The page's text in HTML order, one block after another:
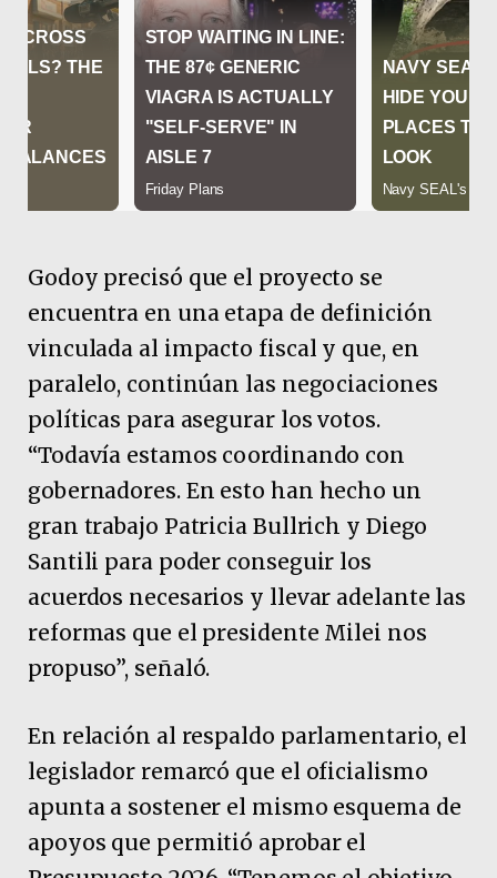
Godoy precisó que el proyecto se
encuentra en una etapa de definición
vinculada al impacto fiscal y que, en
paralelo, continúan las negociaciones
políticas para asegurar los votos.
“Todavía estamos coordinando con
gobernadores. En esto han hecho un
gran trabajo Patricia Bullrich y Diego
Santili para poder conseguir los
acuerdos necesarios y llevar adelante las
reformas que el presidente Milei nos
propuso”, señaló.
En relación al respaldo parlamentario, el
legislador remarcó que el oficialismo
apunta a sostener el mismo esquema de
apoyos que permitió aprobar el